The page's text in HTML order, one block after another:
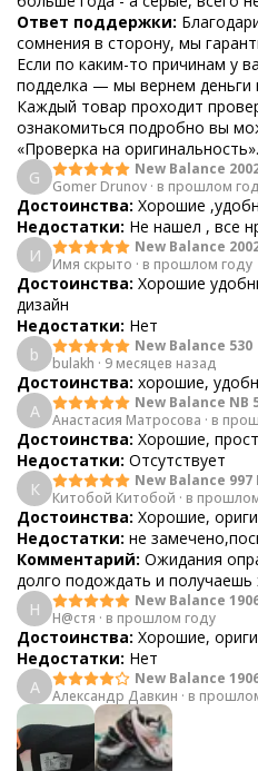
Ответ поддержки:
сомнения в сторону, мы
Если по каким-то причинам у
подделка — мы вернем деньги
Каждый товар проходит
ознакомиться подробно вы
«Проверка на оригинальность».
G
New Balance
Gomer Drunov · в прошлом
Достоинства: Хорошие
Недостатки: Не нашел , все
И
New Balance
Имя скрыто · в прошлом году
Достоинства: Хорошие
дизайн
Недостатки: Нет
b
New Balance 530
bulakh · 9 месяцев назад
Достоинства: хорошие,
А
New Balance NB
Анастасия Матросова · в
Достоинства: Хорошие,
Недостатки: Отсутствует
К
New Balance
Китобой Китобой · в
Достоинства: Хорошие,
Недостатки: не
Комментарий: Ожидания
долго подождать и получаешь
Н
New Balance
Н@стя · в прошлом году
Достоинства: Хорошие,
Недостатки: Нет
А
New Balance
Александр Давкин · в